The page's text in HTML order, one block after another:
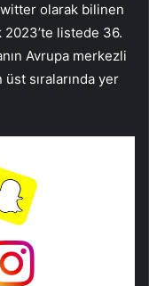
olarak bilinen
2023’te listede 36.
Avrupa merkezli
sıralarında yer